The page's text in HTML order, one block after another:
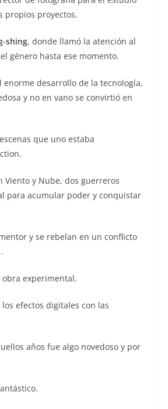
propios proyectos.
shing, donde llamó la atención al
género hasta ese momento.
desarrollo de la tecnología,
y no en vano se convirtió en
que uno estaba
y Nube, dos guerreros
para acumular poder y conquistar
y se rebelan en un conflicto
experimental.
efectos digitales con las
años fue algo novedoso y por